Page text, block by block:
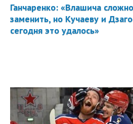
Ганчаренко: «Влашича сложно
заменить, но Кучаеву и
сегодня это удалось»